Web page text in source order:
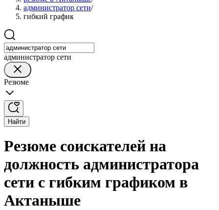
администратор сети/
гибкий график
администратор сети
Резюме
Найти
Резюме соискателей на
должность администратора
сети с гибким графиком в
Актаныше